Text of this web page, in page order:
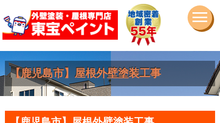
【鹿児島市】屋根外壁塗装工事